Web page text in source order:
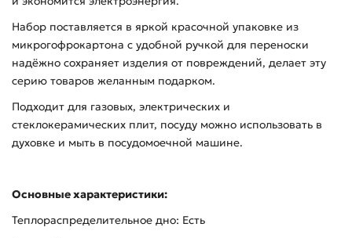
Набор поставляется в яркой красочной упаковке из
микрогофрокартона с удобной ручкой для переноски
надёжно сохраняет изделия от повреждений, делает эту
серию товаров желанным подарком.
Подходит для газовых, электрических и
стеклокерамических плит, посуду можно использовать в
духовке и мыть в посудомоечной машине.
Основные характеристики:
Теплораспределительное дно: Есть